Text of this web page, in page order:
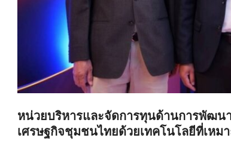
หน่วยบริหารและจัดการทุนด้านการพัฒน
เศรษฐกิจชุมชนไทยด้วยเทคโนโลยีที่เหม